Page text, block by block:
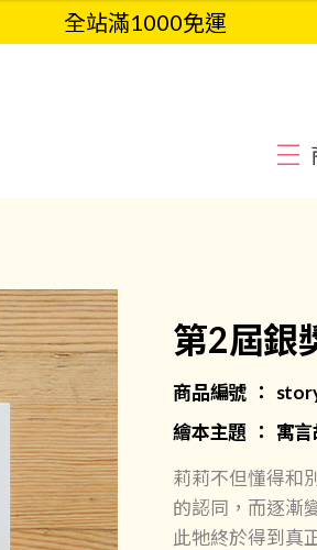
全站滿1000免運
第2屆銀
商品編號 ：
繪本主題 ： 寓
莉莉不但懂得和
的認同，而逐漸
此牠終於得到真